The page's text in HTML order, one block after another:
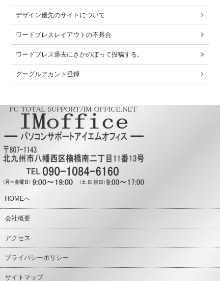
デザイン優先のサイトについて
ワードブレスレイアウトの不具合
ワードブレス過去にさかのぼって投稿する。
グーグルアカント登録
HOMEへ
会社概要
アクセス
プライバシーポリシー
サイトマップ